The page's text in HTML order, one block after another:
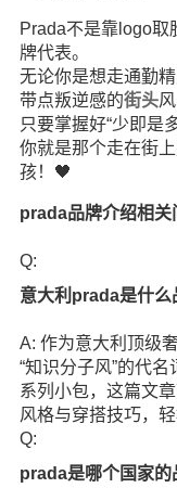
Prada不是靠logo取
牌代表。
无论你是想走通勤
带点叛逆感的街头
只要掌握好“少即是
你就是那个走在街
孩！🖤
prada品牌介绍相关
Q:
意大利prada是什么
A: 作为意大利顶级
“知识分子风”的代
系列小包，这篇文
风格与穿搭技巧，
Q:
prada是哪个国家的